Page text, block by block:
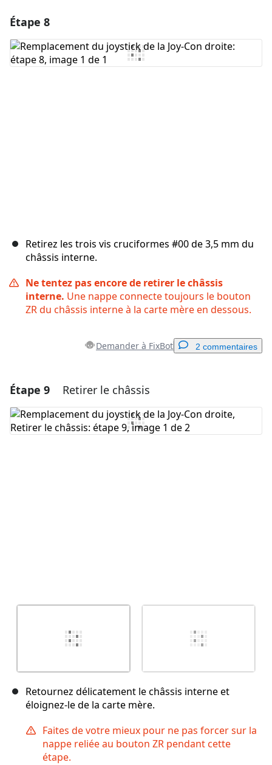
Ajouter un commentaire
Étape 8
Retirez les trois vis cruciformes #00 de 3,5 mm du
châssis interne.
Ne tentez pas encore de retirer le châssis
interne. Une nappe connecte toujours le bouton
ZR du châssis interne à la carte mère en dessous.
Demander à FixBot 2 commentaires
Ajouter un commentaire
Ajouter un commentaire
Étape 9 Retirer le châssis
Retournez délicatement le châssis interne et
éloignez-le de la carte mère.
Faites de votre mieux pour ne pas forcer sur la
nappe reliée au bouton ZR pendant cette
étape.